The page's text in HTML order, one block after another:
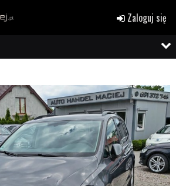
Zaloguj się